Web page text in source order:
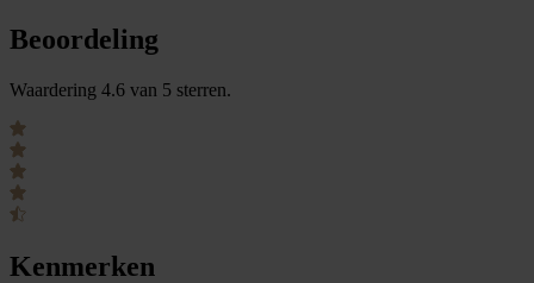
Beoordeling
Waardering 4.6 van 5 sterren.
Kenmerken